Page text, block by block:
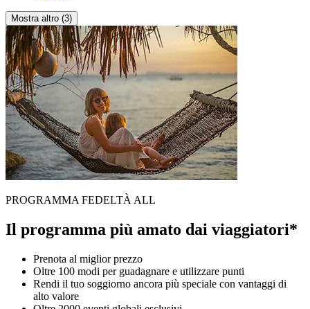
Mostra altro (3)
PROGRAMMA FEDELTÀ ALL
Il programma più amato dai viaggiatori*
Prenota al miglior prezzo
Oltre 100 modi per guadagnare e utilizzare punti
Rendi il tuo soggiorno ancora più speciale con vantaggi di
alto valore